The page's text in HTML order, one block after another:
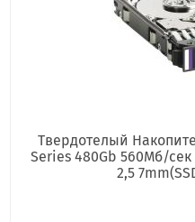
Твердотелый
Series 480Gb 560Мб/сек
2,5